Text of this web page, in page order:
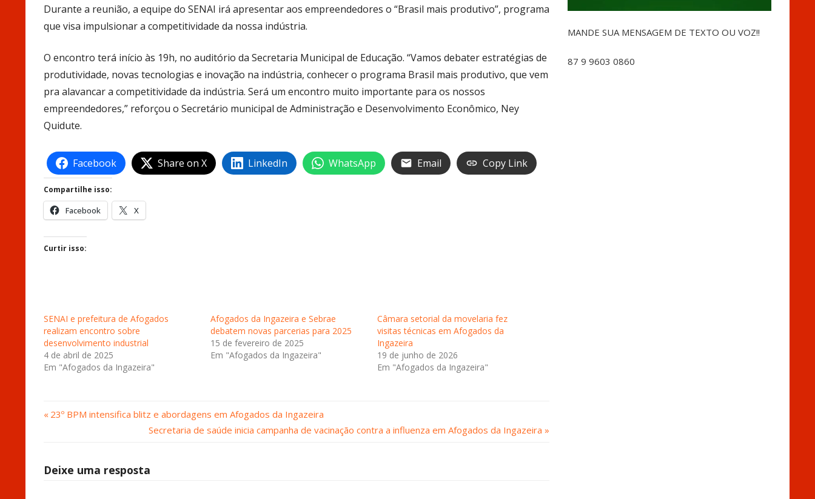
Durante a reunião, a equipe do SENAI irá apresentar aos empreendedores o “Brasil mais produtivo”, programa
que visa impulsionar a competitividade da nossa indústria.
O encontro terá início às 19h, no auditório da Secretaria Municipal de Educação. “Vamos debater estratégias de
produtividade, novas tecnologias e inovação na indústria, conhecer o programa Brasil mais produtivo, que vem
pra alavancar a competitividade da indústria. Será um encontro muito importante para os nossos
empreendedores,” reforçou o Secretário municipal de Administração e Desenvolvimento Econômico, Ney
Quidute.
Facebook Share on X LinkedIn WhatsApp Email Copy Link
Compartilhe isso:
Facebook X
Curtir isso:
SENAI e prefeitura de Afogados
realizam encontro sobre
desenvolvimento industrial
4 de abril de 2025
Em "Afogados da Ingazeira"
Afogados da Ingazeira e Sebrae
debatem novas parcerias para 2025
15 de fevereiro de 2025
Em "Afogados da Ingazeira"
Câmara setorial da movelaria fez
visitas técnicas em Afogados da
Ingazeira
19 de junho de 2026
Em "Afogados da Ingazeira"
Navegação
Post
Post
23º BPM intensifica blitz e abordagens em Afogados da Ingazeira
Próximo
Secretaria de saúde inicia campanha de vacinação contra a influenza em Afogados da Ingazeira
Deixe uma resposta
MANDE SUA MENSAGEM DE TEXTO OU VOZ!!
87 9 9603 0860